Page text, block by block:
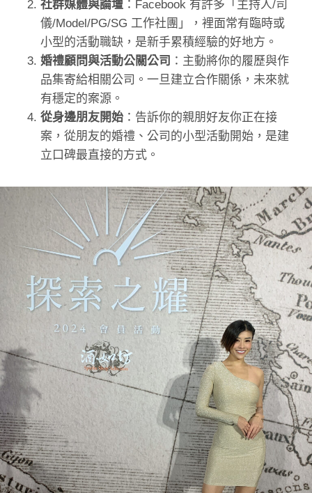
社群媒體與論壇 ：Facebook 有許多「主持人/司
儀/Model/PG/SG 工作社團」，裡面常有臨時或
小型的活動職缺，是新手累積經驗的好地方。
婚禮顧問與活動公關公司 ：主動將你的履歷與作
品集寄給相關公司。一旦建立合作關係，未來就
有穩定的案源。
從身邊朋友開始 ：告訴你的親朋好友你正在接
案，從朋友的婚禮、公司的小型活動開始，是建
立口碑最直接的方式。